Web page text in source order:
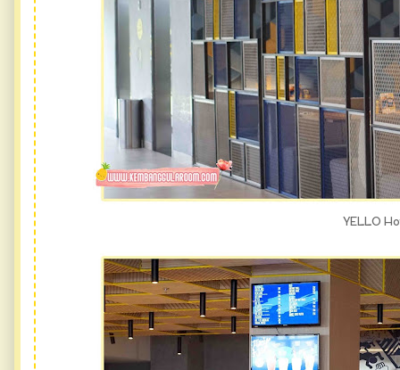
YELLO